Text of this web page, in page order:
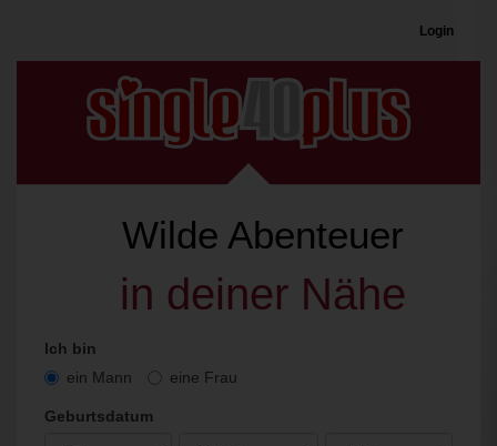
Login
Wilde Abenteuer
in deiner Nähe
Ich bin
ein Mann
eine Frau
Geburtsdatum